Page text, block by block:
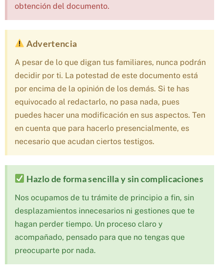
obtención del documento.
Advertencia
A pesar de lo que digan tus familiares, nunca podrán
decidir por ti. La potestad de este documento está
por encima de la opinión de los demás. Si te has
equivocado al redactarlo, no pasa nada, pues
puedes hacer una modificación en sus aspectos. Ten
en cuenta que para hacerlo presencialmente, es
necesario que acudan ciertos testigos.
Hazlo de forma sencilla y sin complicaciones
Nos ocupamos de tu trámite de principio a fin, sin
desplazamientos innecesarios ni gestiones que te
hagan perder tiempo. Un proceso claro y
acompañado, pensado para que no tengas que
preocuparte por nada.